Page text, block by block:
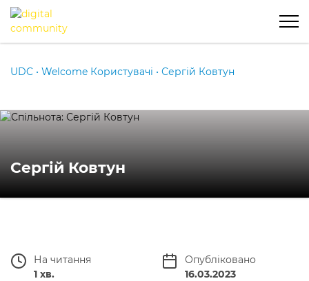
UDC • Welcome Користувачі • Сергій Ковтун
Сергій Ковтун
На читання
1 хв.
Опубліковано
16.03.2023